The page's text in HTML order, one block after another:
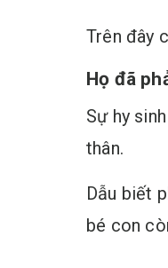
Trên đây
Họ đã
Sự hy
thân.
Dẫu biết
bé con